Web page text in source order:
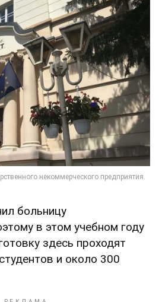
больницу
в этом учебном году
здесь проходят
и около 300